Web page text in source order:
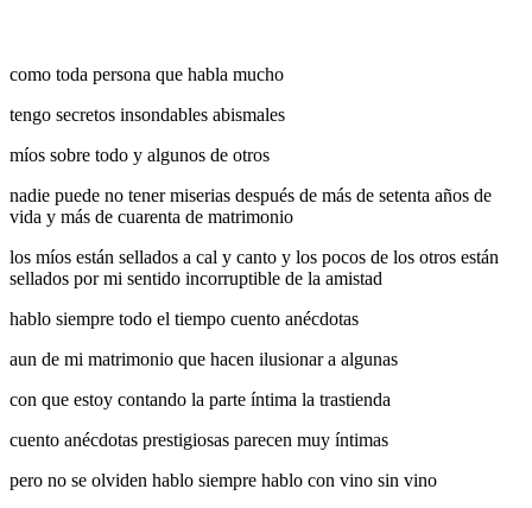
como toda persona que habla mucho
tengo secretos insondables abismales
míos sobre todo y algunos de otros
nadie puede no tener miserias después de más de setenta años de
vida y más de cuarenta de matrimonio
los míos están sellados a cal y canto y los pocos de los otros están
sellados por mi sentido incorruptible de la amistad
hablo siempre todo el tiempo cuento anécdotas
aun de mi matrimonio que hacen ilusionar a algunas
con que estoy contando la parte íntima la trastienda
cuento anécdotas prestigiosas parecen muy íntimas
pero no se olviden hablo siempre hablo con vino sin vino